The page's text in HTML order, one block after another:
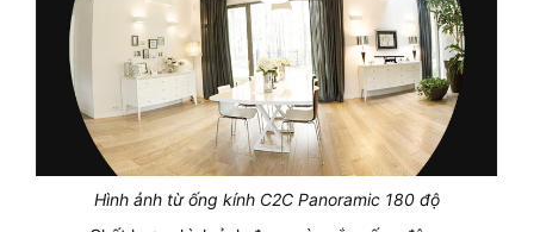
Hình ảnh từ ống kính C2C Panoramic 180 độ